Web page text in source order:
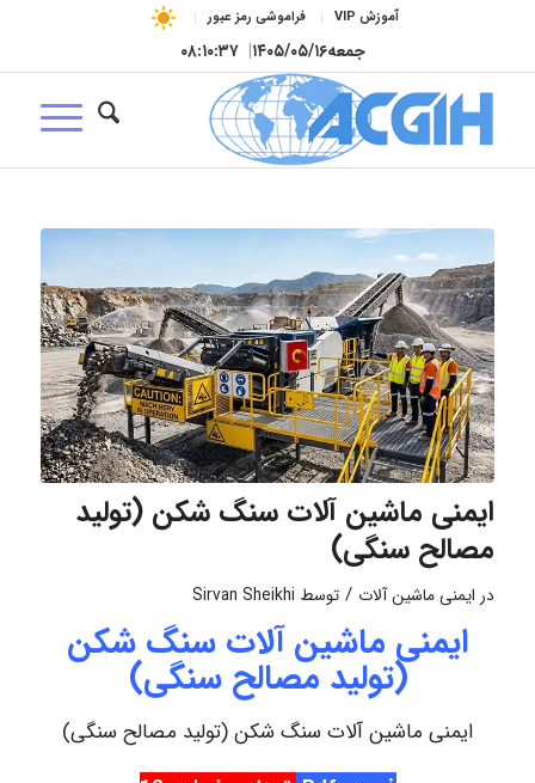
آموزش VIP فراموشی رمز عبور
جمعه۱۴۰۵/۰۵/۱۶| ۰۸:۱۰:۳۸
ایمنی ماشین آلات سنگ شکن (تولید
مصالح سنگی)
در ایمنی ماشین آلات / توسط Sirvan Sheikhi
ایمنی ماشین آلات سنگ شکن
(تولید مصالح سنگی)
ایمنی ماشین آلات سنگ شکن (تولید مصالح سنگی)